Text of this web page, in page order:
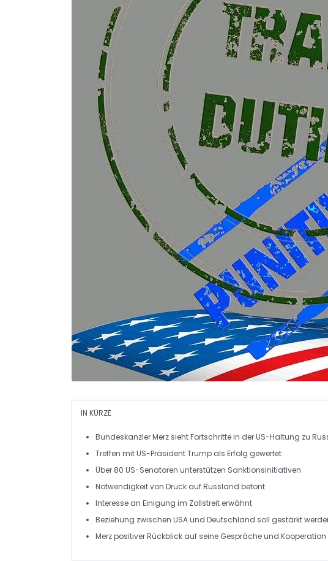
IN KÜRZE
Bundeskanzler Merz sieht Fortschritte in der US-Haltung zu
Treffen mitUS-Präsident Trump als Erfolg gewertet
Über 80 US-Senatoren unterstützen Sanktionsinitiativen
Notwendigkeit von Druck auf Russland betont
Interesse an Einigung im Zollstreit erwähnt
Beziehung zwischen USAund Deutschland soll gestärkt
Merz positiver Rückblick auf seine Gespräche und Kooperation